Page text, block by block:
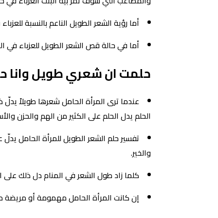
أما رؤية الشعر الطويل الناعم بالنسبة
أما في حالة قص الشعر الطويل للعزباء
حلمت ان شعري طويل وانا
عندما ترى المرأة الحامل شعرها طويلاً
الحلم يدل الحلم على الكثير من الهم والحزن
تفسير حلم الشعر الطويل للمرأة الحامل
والخير.
كلما زاد طول الشعر في المنام دل ذلك على
إن كانت المرأة الحامل مهمومة أو مريضة